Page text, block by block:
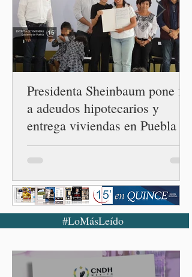
los gobiernos, llegan por
un partido, llegan por otro
— es importante que México
tenga relaciones
diplomáticas con el mu
Presidenta Sheinbaum pone fin
a adeudos hipotecarios y
entrega viviendas en Puebla
#LoMásLeído